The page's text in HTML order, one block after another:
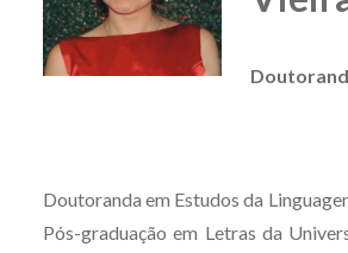
Doutoranda em Estudos da
Pós-graduação em Letras da